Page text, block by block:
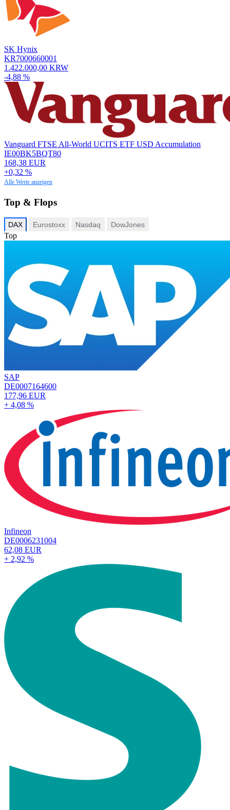
SK Hynix
KR7000660001
1.422.000,00 KRW
-4,88 %
Vanguard FTSE All-World UCITS ETF USD Accumulation
IE00BK5BQT80
168,38 EUR
+0,32 %
Alle Werte anzeigen
Top & Flops
DAX Eurostoxx Nasdaq DowJones
Top
SAP
DE0007164600
177,96 EUR
+ 4,08 %
Infineon
DE0006231004
62,08 EUR
+ 2,92 %